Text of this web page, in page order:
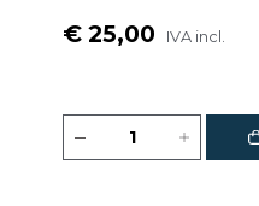
€ 25,00 IVA incl.